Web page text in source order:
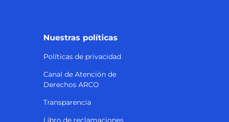
Nuestras políticas
Políticas de privacidad
Canal de Atención de
Derechos ARCO
Transparencia
Libro de reclamaciones